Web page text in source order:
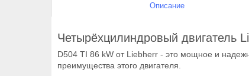
Описание
Четырёхцилиндровый двигатель
D504 TI 86 kW от Liebherr - это мощное и
преимущества этого двигателя.